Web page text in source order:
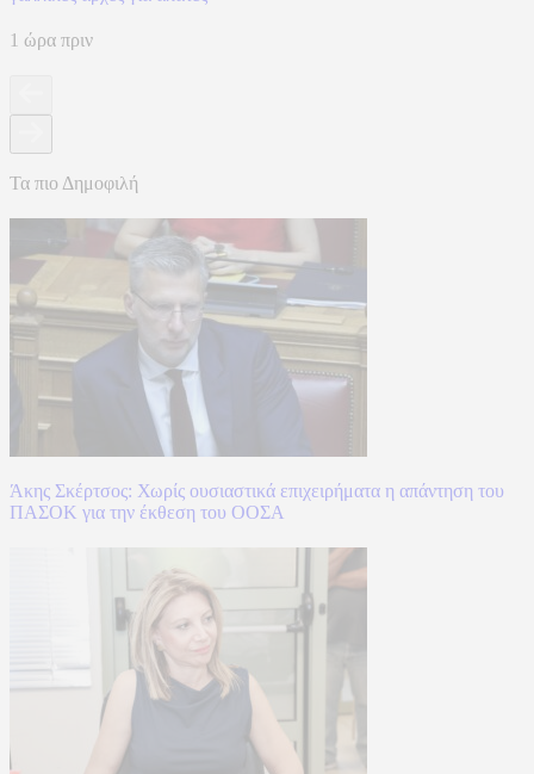
1 ώρα πριν
Τα πιο Δημοφιλή
Άκης Σκέρτσος: Χωρίς ουσιαστικά επιχειρήματα η απάντηση του
ΠΑΣΟΚ για την έκθεση του ΟΟΣΑ